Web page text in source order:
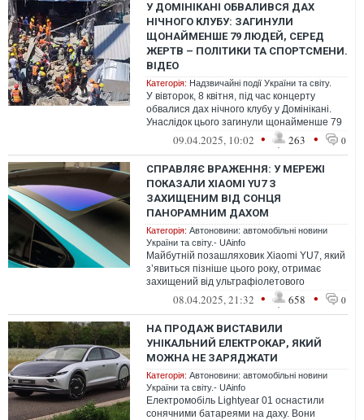
У ДОМІНІКАНІ ОБВАЛИВСЯ ДАХ
НІЧНОГО КЛУБУ: ЗАГИНУЛИ
ЩОНАЙМЕНШЕ 79 ЛЮДЕЙ, СЕРЕД
ЖЕРТВ – ПОЛІТИКИ ТА СПОРТСМЕНИ.
ВІДЕО
Категорія: Надзвичайні події України та світу.
У вівторок, 8 квітня, під час концерту
обвалися дах нічного клубу у Домінікані.
Унаслідок цього загинули щонайменше 79
людей, ще понад 160 постраждали
09.04.2025, 10:02 • 263 • 0
СПРАВЛЯЄ ВРАЖЕННЯ: У МЕРЕЖІ
ПОКАЗАЛИ XIAOMI YU7 З
ЗАХИЩЕНИМ ВІД СОНЦЯ
ПАНОРАМНИМ ДАХОМ
Категорія: Автоновини: автомобільні новини
України та світу.- UAinfo
Майбутній позашляховик Xiaomi YU7, який
з’явиться пізніше цього року, отримає
захищений від ультрафіолетового
випромінювання панорамний дах
08.04.2025, 21:32 • 658 • 0
НА ПРОДАЖ ВИСТАВИЛИ
УНІКАЛЬНИЙ ЕЛЕКТРОКАР, ЯКИЙ
МОЖНА НЕ ЗАРЯДЖАТИ
Категорія: Автоновини: автомобільні новини
України та світу.- UAinfo
Електромобіль Lightyear 01 оснастили
сонячними батареями на даху. Вони